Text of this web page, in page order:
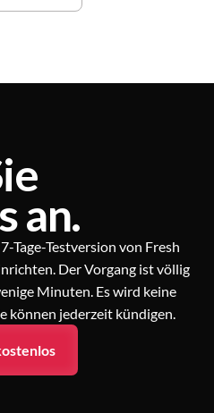
an.
Tage-Testversion von Fresh
Der Vorgang ist völlig
Minuten. Es wird keine
können jederzeit kündigen.